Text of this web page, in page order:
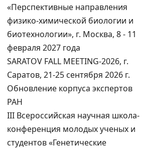
«Перспективные направления
физико-химической биологии и
биотехнологии», г. Москва, 8 - 11
февраля 2027 года
SARATOV FALL MEETING-2026, г.
Саратов, 21-25 сентября 2026 г.
Обновление корпуса экспертов
РАН
III Всероссийская научная школа-
конференция молодых ученых и
студентов «Генетические